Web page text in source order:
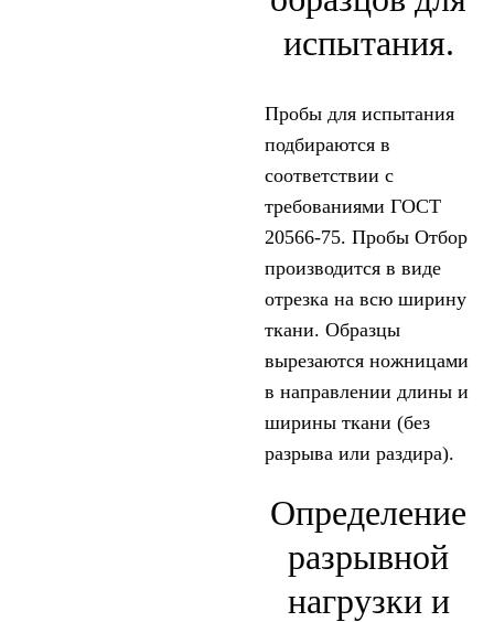
испытания.
Пробы для испытания
подбираются в
соответствии с
требованиями ГОСТ
20566-75. Пробы Отбор
производится в виде
отрезка на всю ширину
ткани. Образцы
вырезаются ножницами
в направлении длины и
ширины ткани (без
разрыва или раздира).
Определение
разрывной
нагрузки и